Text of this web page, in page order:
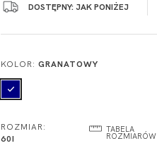
DOSTĘPNY: JAK PONIŻEJ
KOLOR:GRANATOWY
ROZMIAR:
60I
TABELA
ROZMIARÓW